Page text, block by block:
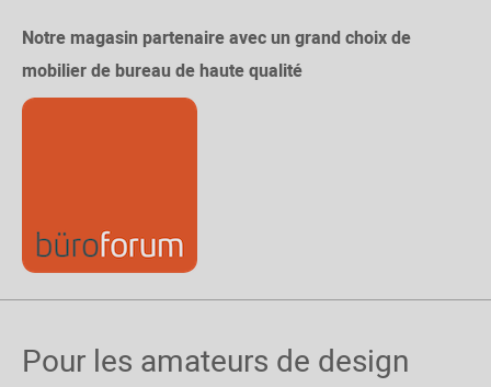
Notre magasin partenaire avec un grand choix de
mobilier de bureau de haute qualité
Pour les amateurs de design